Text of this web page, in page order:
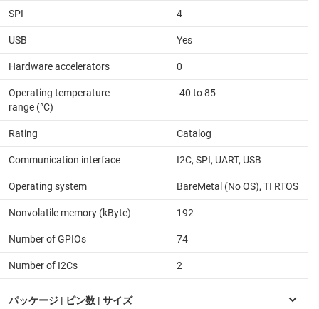
SPI 4
USB Yes
Hardware accelerators 0
Operating temperature
range (°C)
-40 to 85
Rating Catalog
Communication interface I2C, SPI, UART, USB
Operating system BareMetal (No OS), TI RTOS
Nonvolatile memory (kByte) 192
Number of GPIOs 74
Number of I2Cs 2